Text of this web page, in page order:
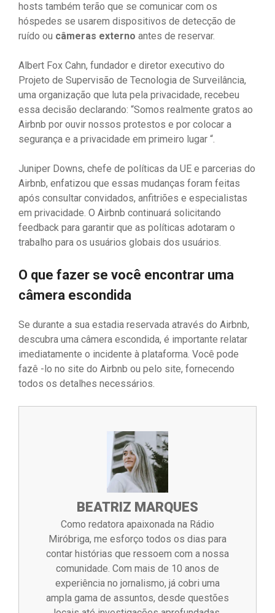
hosts também terão que se comunicar com os
hóspedes se usarem dispositivos de detecção de
ruído ou câmeras externo antes de reservar.
Albert Fox Cahn, fundador e diretor executivo do
Projeto de Supervisão de Tecnologia de Surveilância,
uma organização que luta pela privacidade, recebeu
essa decisão declarando: “Somos realmente gratos ao
Airbnb por ouvir nossos protestos e por colocar a
segurança e a privacidade em primeiro lugar “.
Juniper Downs, chefe de políticas da UE e parcerias do
Airbnb, enfatizou que essas mudanças foram feitas
após consultar convidados, anfitriões e especialistas
em privacidade. O Airbnb continuará solicitando
feedback para garantir que as políticas adotaram o
trabalho para os usuários globais dos usuários.
O que fazer se você encontrar uma
câmera escondida
Se durante a sua estadia reservada através do Airbnb,
descubra uma câmera escondida, é importante relatar
imediatamente o incidente à plataforma. Você pode
fazê -lo no site do Airbnb ou pelo site, fornecendo
todos os detalhes necessários.
BEATRIZ MARQUES
Como redatora apaixonada na Rádio
Miróbriga, me esforço todos os dias para
contar histórias que ressoem com a nossa
comunidade. Com mais de 10 anos de
experiência no jornalismo, já cobri uma
ampla gama de assuntos, desde questões